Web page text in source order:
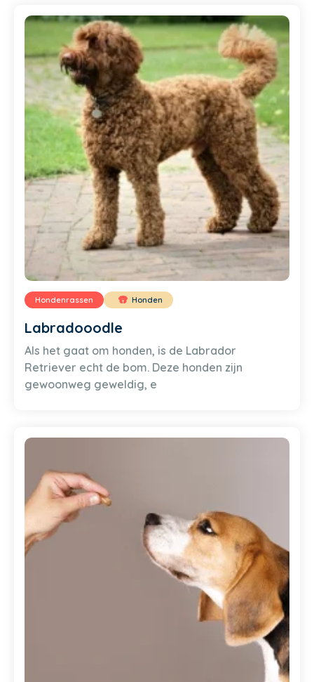
Hondenrassen Honden
Labradooodle
Als het gaat om honden, is de Labrador
Retriever echt de bom. Deze honden zijn
gewoonweg geweldig, e